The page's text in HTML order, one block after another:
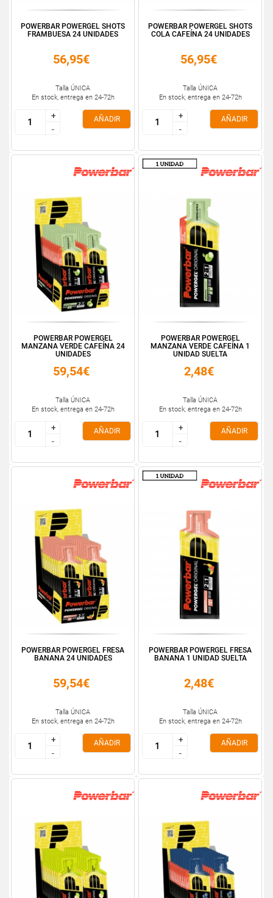
POWERBAR POWERGEL SHOTS
FRAMBUESA 24 UNIDADES
56,95€
Talla ÚNICA
En stock, entrega en 24-72h
+
-
+
-
AÑADIR
POWERBAR POWERGEL SHOTS
COLA CAFEÍNA 24 UNIDADES
56,95€
Talla ÚNICA
En stock, entrega en 24-72h
+
-
+
-
AÑADIR
POWERBAR POWERGEL
MANZANA VERDE CAFEÍNA 24
UNIDADES
59,54€
Talla ÚNICA
En stock, entrega en 24-72h
+
-
+
-
AÑADIR
POWERBAR POWERGEL
MANZANA VERDE CAFEÍNA 1
UNIDAD SUELTA
2,48€
Talla ÚNICA
En stock, entrega en 24-72h
+
-
+
-
AÑADIR
POWERBAR POWERGEL FRESA
BANANA 24 UNIDADES
59,54€
Talla ÚNICA
En stock, entrega en 24-72h
+
-
+
-
AÑADIR
POWERBAR POWERGEL FRESA
BANANA 1 UNIDAD SUELTA
2,48€
Talla ÚNICA
En stock, entrega en 24-72h
+
-
+
-
AÑADIR